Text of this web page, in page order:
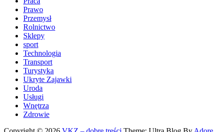
Prawo
Przemysł
Rolnictwo
Sklepy
sport
Technologia
Transport
Turystyka
Ukryte Zajawki
Uroda
Usługi
Wnętrza
Zdrowie